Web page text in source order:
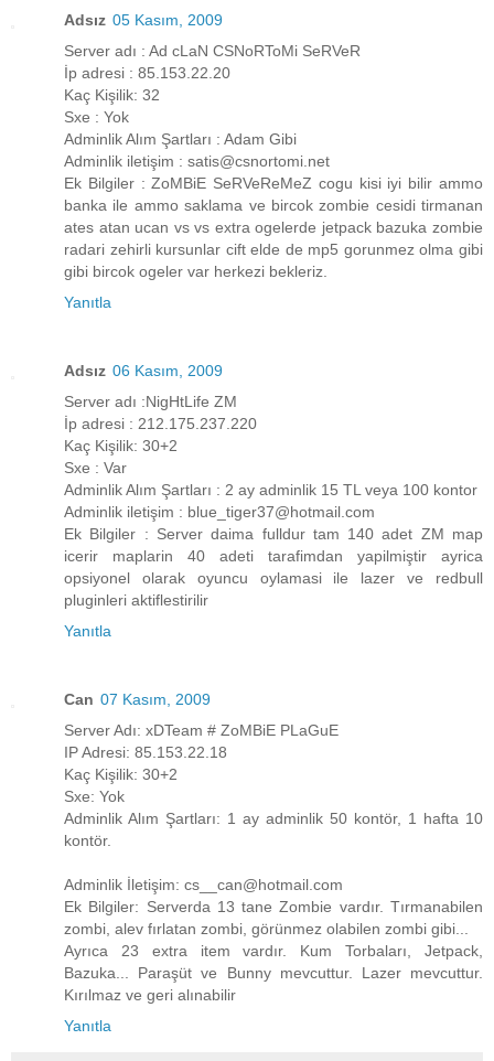
Adsız 05 Kasım, 2009
Server adı : Ad cLaN CSNoRToMi SeRVeR
İp adresi : 85.153.22.20
Kaç Kişilik: 32
Sxe : Yok
Adminlik Alım Şartları : Adam Gibi
Adminlik iletişim : satis@csnortomi.net
Ek Bilgiler : ZoMBiE SeRVeReMeZ cogu kisi iyi bilir ammo
banka ile ammo saklama ve bircok zombie cesidi tirmanan
ates atan ucan vs vs extra ogelerde jetpack bazuka zombie
radari zehirli kursunlar cift elde de mp5 gorunmez olma gibi
gibi bircok ogeler var herkezi bekleriz.
Yanıtla
Adsız 06 Kasım, 2009
Server adı :NigHtLife ZM
İp adresi : 212.175.237.220
Kaç Kişilik: 30+2
Sxe : Var
Adminlik Alım Şartları : 2 ay adminlik 15 TL veya 100 kontor
Adminlik iletişim : blue_tiger37@hotmail.com
Ek Bilgiler : Server daima fulldur tam 140 adet ZM map
icerir maplarin 40 adeti tarafimdan yapilmiştir ayrica
opsiyonel olarak oyuncu oylamasi ile lazer ve redbull
pluginleri aktiflestirilir
Yanıtla
Can 07 Kasım, 2009
Server Adı: xDTeam # ZoMBiE PLaGuE
IP Adresi: 85.153.22.18
Kaç Kişilik: 30+2
Sxe: Yok
Adminlik Alım Şartları: 1 ay adminlik 50 kontör, 1 hafta 10
kontör.
Adminlik İletişim: cs__can@hotmail.com
Ek Bilgiler: Serverda 13 tane Zombie vardır. Tırmanabilen
zombi, alev fırlatan zombi, görünmez olabilen zombi gibi...
Ayrıca 23 extra item vardır. Kum Torbaları, Jetpack,
Bazuka... Paraşüt ve Bunny mevcuttur. Lazer mevcuttur.
Kırılmaz ve geri alınabilir
Yanıtla